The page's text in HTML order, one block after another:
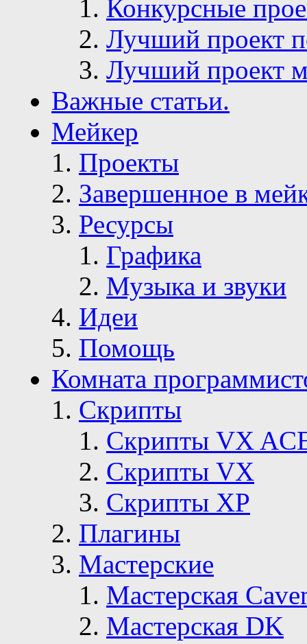
Конкурсные
Лучший проект
Лучший проект
Важные статьи.
Мейкер
Проекты
Завершенное в
Ресурсы
Графика
Музыка и звуки
Идеи
Помощь
Комната
Скрипты
Скрипты VX
Скрипты VX
Скрипты ХР
Плагины
Мастерские
Мастерская
Мастерская DK